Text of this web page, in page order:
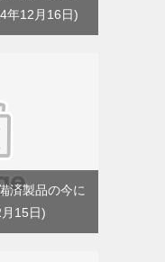
年12月16日
済製品の今に
15日